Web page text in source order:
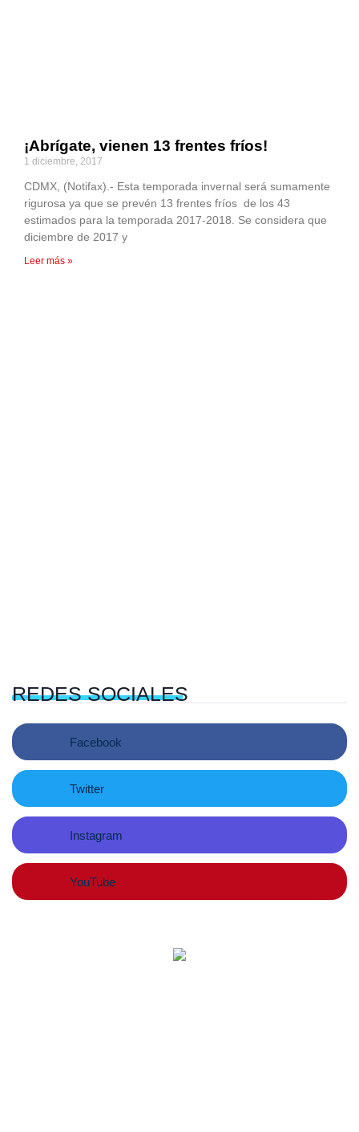
¡Abrígate, vienen 13 frentes fríos!
1 diciembre, 2017
CDMX, (Notifax).- Esta temporada invernal será sumamente
rigurosa ya que se prevén 13 frentes fríos de los 43
estimados para la temporada 2017-2018. Se considera que
diciembre de 2017 y
Leer más »
REDESSOCIALES
Facebook
Twitter
Instagram
YouTube